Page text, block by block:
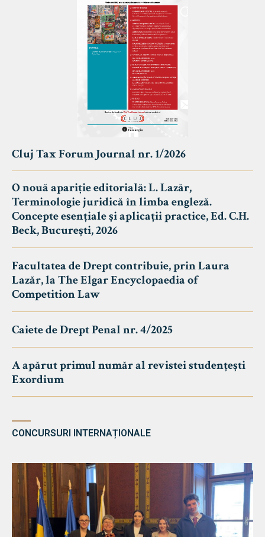
Cluj Tax Forum Journal nr. 1/2026
O nouă apariție editorială: L. Lazăr,
Terminologie juridică în limba engleză.
Concepte esențiale și aplicații practice, Ed. C.H.
Beck, București, 2026
Facultatea de Drept contribuie, prin Laura
Lazăr, la The Elgar Encyclopaedia of
Competition Law
Caiete de Drept Penal nr. 4/2025
A apărut primul număr al revistei studențești
Exordium
CONCURSURI INTERNAȚIONALE